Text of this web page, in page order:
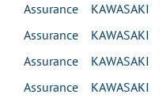
Assurance
Assurance
Assurance
Assurance